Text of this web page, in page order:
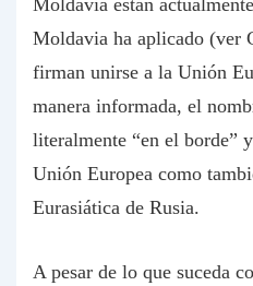
Moldavia están
Moldavia ha aplicado (ver
firman unirse a la Unión
manera informada, el
literalmente “en el borde”
Unión Europea como
Eurasiática de Rusia.
A pesar de lo que suceda